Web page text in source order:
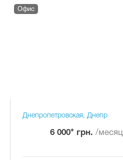
Офис
Днепропетровская, Днепр
6 000* грн. /месяц